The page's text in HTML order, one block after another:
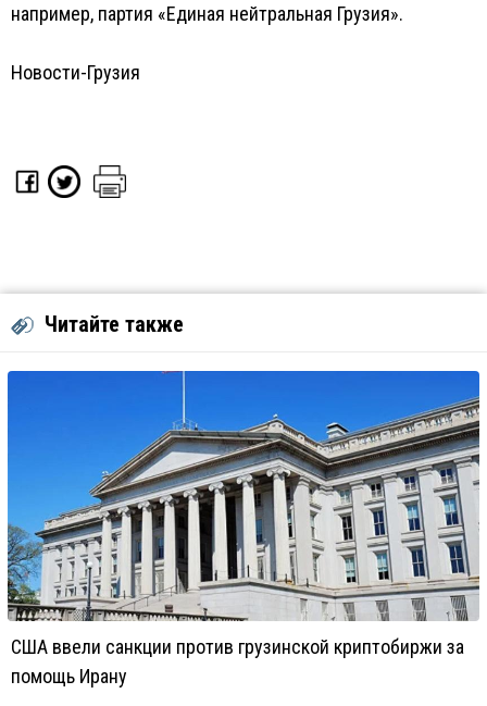
например, партия «Единая нейтральная Грузия».
Новости-Грузия
Читайте также
США ввели санкции против грузинской криптобиржи за
помощь Ирану